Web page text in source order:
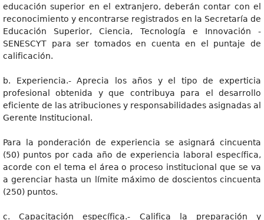
educación superior en el extranjero, deberán contar con el
reconocimiento y encontrarse registrados en la Secretaría de
Educación Superior, Ciencia, Tecnología e Innovación -
SENESCYT para ser tomados en cuenta en el puntaje de
calificación.
b. Experiencia.- Aprecia los años y el tipo de experticia
profesional obtenida y que contribuya para el desarrollo
eficiente de las atribuciones y responsabilidades asignadas al
Gerente Institucional.
Para la ponderación de experiencia se asignará cincuenta
(50) puntos por cada año de experiencia laboral específica,
acorde con el tema el área o proceso institucional que se va
a gerenciar hasta un límite máximo de doscientos cincuenta
(250) puntos.
c. Capacitación específica.- Califica la preparación y